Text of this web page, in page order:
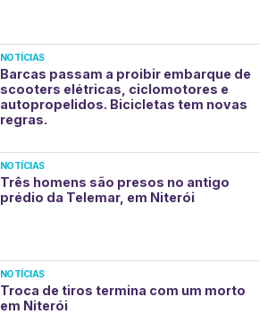
NOTÍCIAS
Barcas passam a proibir embarque de
scooters elétricas, ciclomotores e
autopropelidos. Bicicletas tem novas
regras.
NOTÍCIAS
Três homens são presos no antigo
prédio da Telemar, em Niterói
NOTÍCIAS
Troca de tiros termina com um morto
em Niterói